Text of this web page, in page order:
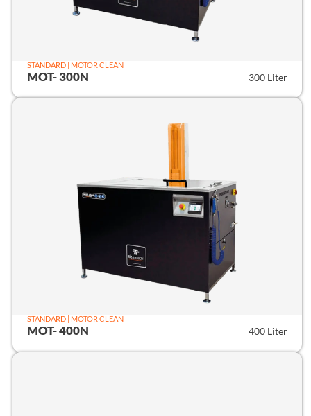
STANDARD | MOTOR CLEAN
MOT- 300N 300 Liter
STANDARD | MOTOR CLEAN
MOT- 400N 400 Liter